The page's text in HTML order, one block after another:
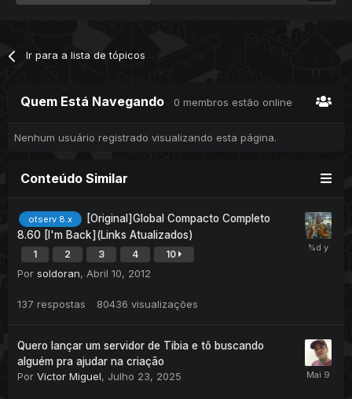
Ir para a lista de tópicos
Quem Está Navegando 0 membros estão online
Nenhum usuário registrado visualizando esta página.
Conteúdo Similar
otserv 8.x
[Original]Global Compacto Completo
8.60 [I'm Back](Links Atualizados)
1 2 3 4 10
Por soldoran, Abril 10, 2012
137 respostas 80436 visualizações
Quero lançar um servidor de Tibia e tô buscando
alguém pra ajudar na criação
Por Victor Miguel, Julho 23, 2025